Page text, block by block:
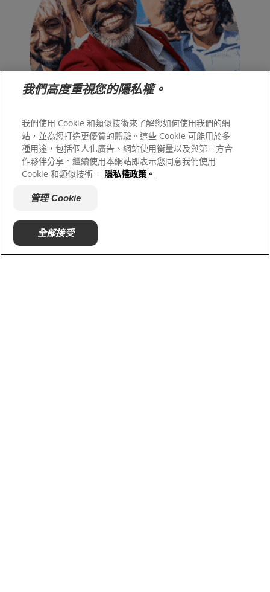
口腔健康承諾
引領全球締造健康笑容
我們的目標，是讓每一個人不僅懂得照顧自己的口腔健康，
展現燦爛笑容，也能輕鬆獲得口腔護理產品與服務。
了解更多
我們高度重視您的隱私權。
我們使用 Cookie 和類似技術來了解您如何使用我們的網
站，並為您打造更優質的體驗。這些 Cookie 可能用於多
種用途，包括個人化廣告、網站使用衡量以及與第三方合
作夥伴分享。繼續使用本網站即表示您同意我們使用
Cookie 和類似技術。 隱私權政策。
管理 Cookie
全部接受